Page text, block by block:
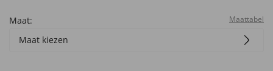
Maat: Maattabel
Maat kiezen